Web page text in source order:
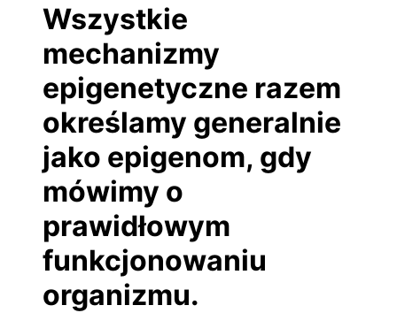
Wszystkie
mechanizmy
epigenetyczne razem
określamy generalnie
jako epigenom, gdy
mówimy o
prawidłowym
funkcjonowaniu
organizmu.